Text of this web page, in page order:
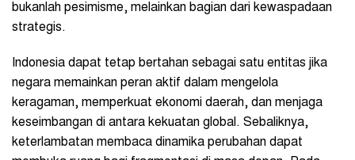
bukanlah pesimisme, melainkan bagian dari kewaspadaan
strategis.
Indonesia dapat tetap bertahan sebagai satu entitas jika
negara memainkan peran aktif dalam mengelola
keragaman, memperkuat ekonomi daerah, dan menjaga
keseimbangan di antara kekuatan global. Sebaliknya,
keterlambatan membaca dinamika perubahan dapat